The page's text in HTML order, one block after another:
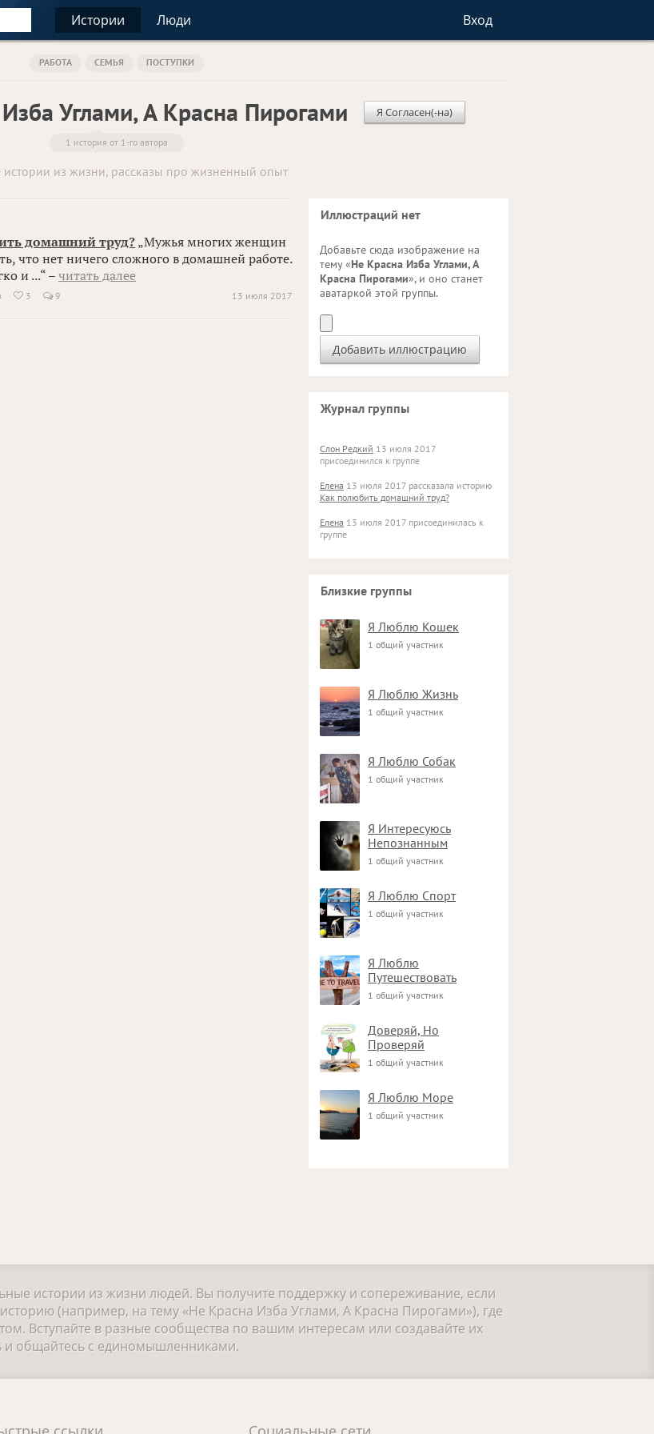
Истории Люди Вход
РАБОТА СЕМЬЯ ПОСТУПКИ
Углами, А Красна Пирогами Я Согласен(-на)
1 история от 1-го автора
истории из жизни, рассказы про жизненный опыт
домашний труд? „Мужья многих женщин
что нет ничего сложного в домашней работе.
и ...“ – читать далее
13 июля 2017
 3 9
Иллюстраций нет
Добавьте сюда изображение на
тему «Не Красна Изба Углами, А
Красна Пирогами», и оно станет
аватаркой этой группы.
Журнал группы
Слон Редкий 13 июля 2017
присоединился к группе
Елена 13 июля 2017 рассказала историю
Как полюбить домашний труд?
Елена 13 июля 2017 присоединилась к
группе
Близкие группы
Я Люблю Кошек
1 общий участник
Я Люблю Жизнь
1 общий участник
Я Люблю Собак
1 общий участник
Я Интересуюсь
Непознанным
1 общий участник
Я Люблю Спорт
1 общий участник
Я Люблю
Путешествовать
1 общий участник
Доверяй, Но
Проверяй
1 общий участник
Я Люблю Море
1 общий участник
истории из жизни людей. Вы получите поддержку и сопереживание, если
(например, на тему «Не Красна Изба Углами, А Красна Пирогами»), где
Вступайте в разные сообщества по вашим интересам или создавайте их
и общайтесь с единомышленниками.